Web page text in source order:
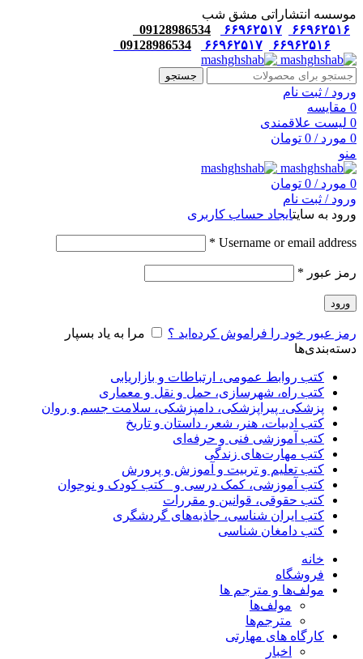
موسسه انتشاراتی مشق شب
۶۶۹۶۲۵۱۶
۶۶۹۶۲۵۱۷
09128986534
۶۶۹۶۲۵۱۶
۶۶۹۶۲۵۱۷ 09128986534
جستجو
ورود / ثبت نام
0 مقایسه
0 لیست علاقمندی
0 مورد /
0 تومان
منو
0 مورد /
0 تومان
ورود / ثبت نام
ورود به سایتایجاد حساب کاربری
Username or email address
*
رمز عبور *
ورود
رمز عبور خود را فراموش کرده‌اید ؟
مرا به یاد بسپار
دسته‌بندی‌ها
کتب روابط عمومی، ارتباطات و بازاریابی
کتب راه، شهرسازی، حمل و نقل و معماری
پزشکی، پیراپزشکی، دامپزشکی، سلامت جسم و روان
کتب ادبیات، هنر، شعر، داستان و تاریخ
کتب آموزشی فنی و حرفه‌ای
کتب مهارت‌های زندگی
کتب تعلیم و تربیت و آموزش و پرورش
کتب آموزشی، کمک درسی و _کتب کودک و نوجوان
کتب حقوقی، قوانین و مقررات
کتب ایران شناسی، جاذبه‌های گردشگری
کتب دامغان شناسی
خانه
فروشگاه
مولف‌ها و مترجم ها
مولف‌ها
مترجم‌ها
کارگاه های مهارتی
اخبار